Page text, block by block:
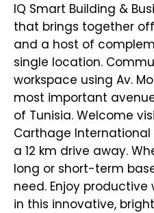
IQ Smart Building &
that brings together
and a host of
single location.
workspace using Av.
most important
of Tunisia. Welcome
Carthage International
a 12 km drive away.
long or short-term
need. Enjoy
in this innovative,